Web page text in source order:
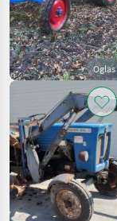
Oglas